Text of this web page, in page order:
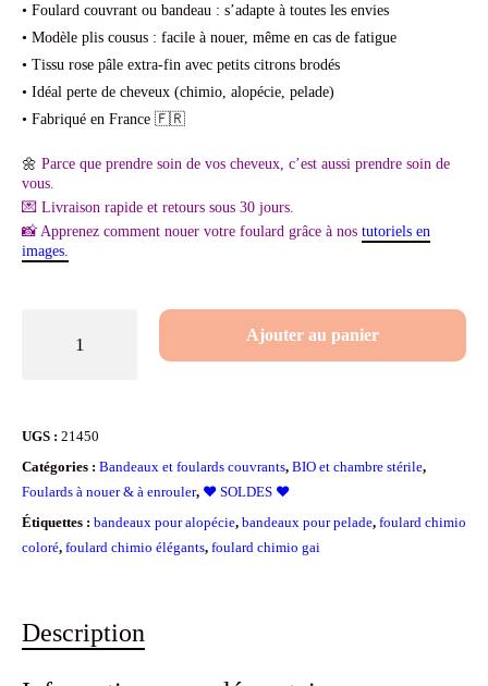
initial
était :
39.90€.
actuel
est :
29.90€.
• Foulard couvrant ou bandeau : s’adapte à toutes les envies
• Modèle plis cousus : facile à nouer, même en cas de fatigue
• Tissu rose pâle extra-fin avec petits citrons brodés
• Idéal perte de cheveux (chimio, alopécie, pelade)
• Fabriqué en France 🇫🇷
🌼 Parce que prendre soin de vos cheveux, c’est aussi prendre soin de
vous.
💌 Livraison rapide et retours sous 30 jours.
📸 Apprenez comment nouer votre foulard grâce à nos tutoriels en
images.
léger
Citrons
rose
Ajouter au panier
UGS : 21450
Catégories : Bandeaux et foulards couvrants, BIO et chambre stérile,
Foulards à nouer & à enrouler, ❤️ SOLDES ❤️
Étiquettes : bandeaux pour alopécie, bandeaux pour pelade, foulard chimio
coloré, foulard chimio élégants, foulard chimio gai
Description